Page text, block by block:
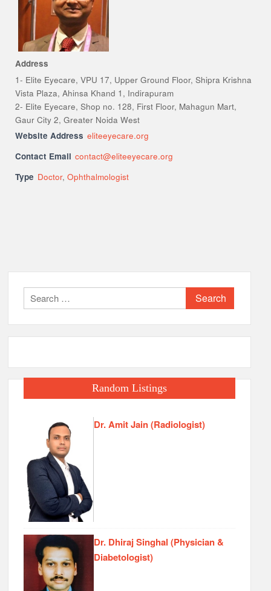
Address
1- Elite Eyecare, VPU 17, Upper Ground Floor, Shipra Krishna
Vista Plaza, Ahinsa Khand 1, Indirapuram
2- Elite Eyecare, Shop no. 128, First Floor, Mahagun Mart,
Gaur City 2, Greater Noida West
Website Address eliteeyecare.org
Contact Email contact@eliteeyecare.org
Type Doctor,Ophthalmologist
Search
for:
Random Listings
Dr. Amit Jain (Radiologist)
Dr. Dhiraj Singhal (Physician &
Diabetologist)